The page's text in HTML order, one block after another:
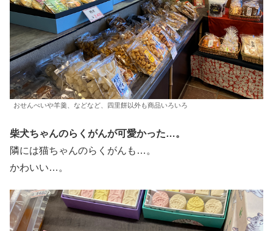
おせんべいや羊羹、などなど、四里餅以外も商品いろいろ
柴犬ちゃんのらくがんが可愛かった…。
隣には猫ちゃんのらくがんも…。
かわいい…。